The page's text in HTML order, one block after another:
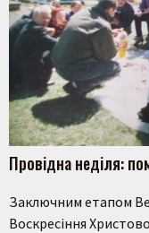
Провідна неділя:
Заключним етапом
Воскресіння